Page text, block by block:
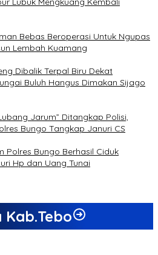
Bebas Beroperasi Untuk Ngupas
Lembah Kuamang
Dibalik Terpal Biru Dekat
Buluh Hangus Dimakan Sijago
Jarum” Ditangkap Polisi,
Bungo Tangkap Januri CS
Polres Bungo Berhasil Ciduk
Hp dan Uang Tunai
Kab.Tebo